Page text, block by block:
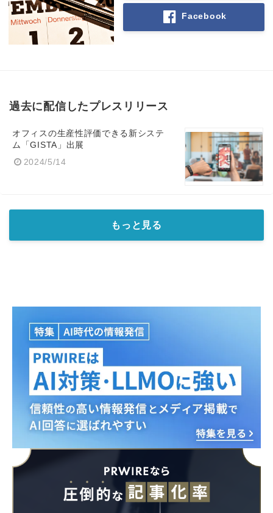
Facebook
過去に配信したプレスリリース
オフィスの生産性評価できる新システ
ム「GISTA」出展
2024/5/14
もっと見る